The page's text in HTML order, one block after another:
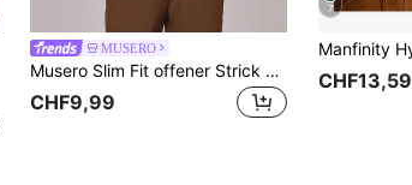
MUSERO
Musero Slim Fit offener Strick Ärmellos Tank Top mit tiefen Ausschnitt und Rundhalsausschnitt, Strickweste Frühling Sommer Essentials Urlaub
CHF9,99
7
CHF13,59